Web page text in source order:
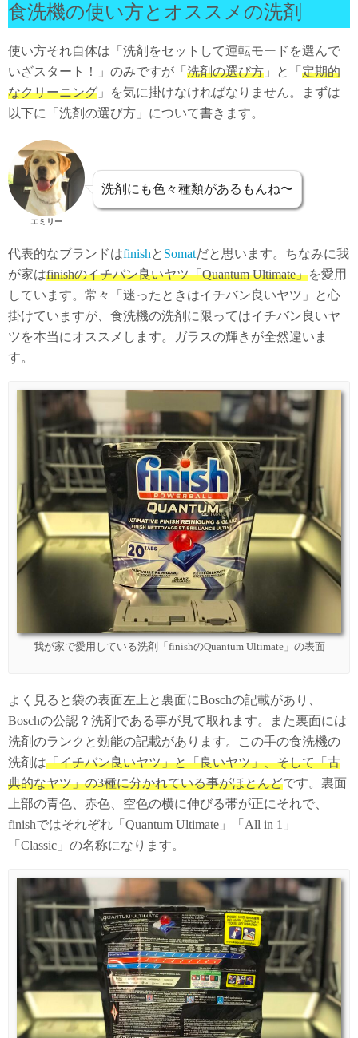
食洗機の使い方とオススメの洗剤
使い方それ自体は「洗剤をセットして運転モードを選んで
いざスタート！」のみですが「 洗剤の選び方 」と「 定期的
なクリーニング 」を気に掛けなければなりません。まずは
以下に「洗剤の選び方」について書きます。
エミリー
洗剤にも色々種類があるもんね〜
代表的なブランドはfinishと Somatだと思います。ちなみに我
が家はfinishのイチバン良いヤツ「Quantum Ultimate」を愛用
しています。常々「迷ったときはイチバン良いヤツ」と心
掛けていますが、食洗機の洗剤に限ってはイチバン良いヤ
ツを本当にオススメします。ガラスの輝きが全然違いま
す。
我が家で愛用している洗剤「finishのQuantum Ultimate」の表面
よく見ると袋の表面左上と裏面にBoschの記載があり、
Boschの公認？洗剤である事が見て取れます。また裏面には
洗剤のランクと効能の記載があります。この手の食洗機の
洗剤は「イチバン良いヤツ」と「良いヤツ」、そして「古
典的なヤツ」の3種に分かれている事がほとんどです。裏面
上部の青色、赤色、空色の横に伸びる帯が正にそれで、
finishではそれぞれ「Quantum Ultimate」「All in 1」
「Classic」の名称になります。